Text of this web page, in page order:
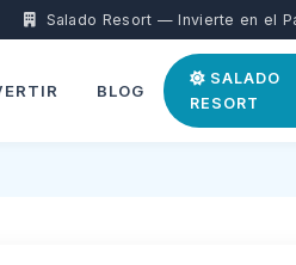
Salado Resort — Invierte en el
BLOG
SALADO
RESORT